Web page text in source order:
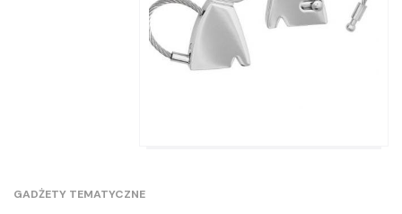
GADŻETY TEMATYCZNE